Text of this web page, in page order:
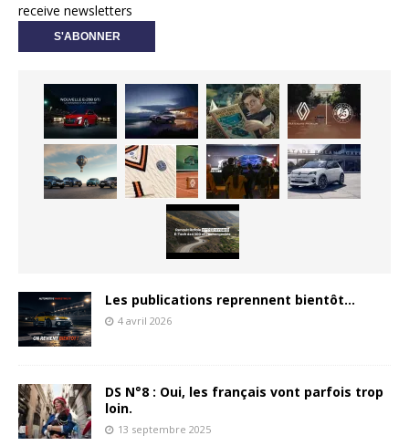
receive newsletters
Les publications reprennent bientôt…
4 avril 2026
DS N°8 : Oui, les français vont parfois trop
loin.
13 septembre 2025